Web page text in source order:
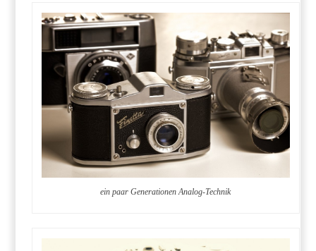
ein paar Generationen Analog-Technik